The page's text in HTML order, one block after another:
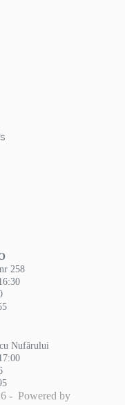
258
Nufărului
- Powered by